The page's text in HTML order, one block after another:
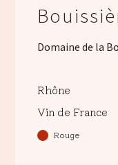
Domaine de la
Rhône
Vin de France
Rouge